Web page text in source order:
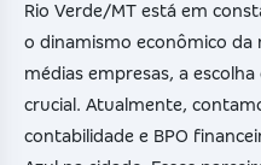
Rio Verde/MT está em
o dinamismo econômico da
médias empresas, a
crucial. Atualmente,
contabilidade e BPO